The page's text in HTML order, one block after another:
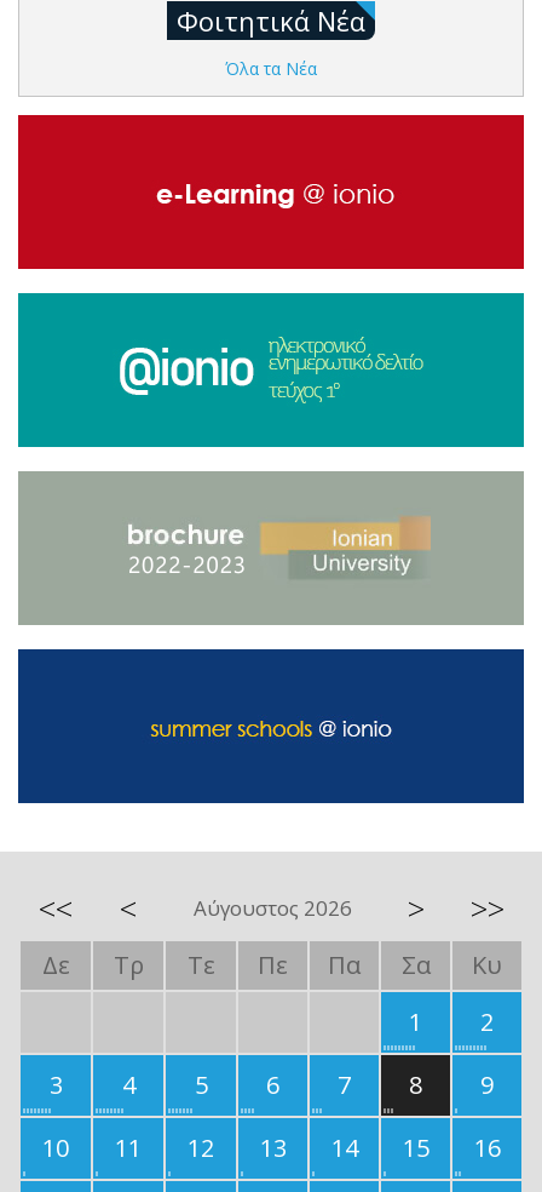
Φοιτητικά Νέα
Όλα τα Νέα
<< < Αύγουστος 2026 > >>
Δε Τρ Τε Πε Πα Σα
Κυ
1
2
3
4 5 6 7 8
9
10
11 12 13 14 15
16